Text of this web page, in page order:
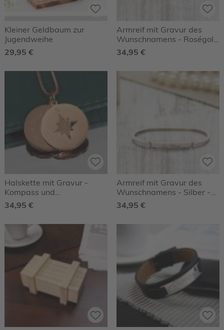
Kleiner Geldbaum zur
Jugendweihe
29,95 €
Armreif mit Gravur des
Wunschnamens - Roségold
- Personalisiert
34,95 €
Halskette mit Gravur -
Kompass und
Geokoordinaten - Roségold
- Personalisiert
34,95 €
Armreif mit Gravur des
Wunschnamens - Silber -
Personalisiert
34,95 €